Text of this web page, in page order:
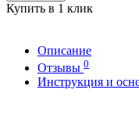
Купить в 1 клик
Описание
Отзывы 0
Инструкция и